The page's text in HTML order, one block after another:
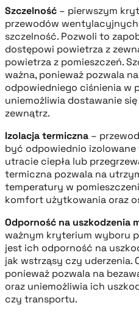
Szczelność – pierwszym
przewodów
szczelność. Pozwoli to
dostępowi powietrza z
powietrza z pomieszczeń.
ważna, ponieważ pozwala
odpowiedniego ciśnienia w
uniemożliwia dostawanie
zewnątrz.
Izolacja termiczna –
być odpowiednio
utracie ciepła lub
termiczna pozwala na
temperatury w
komfort użytkowania oraz
Odporność na uszkodzenia
ważnym kryterium wyboru
jest ich odporność na
jak wstrząsy czy uderzenia.
ponieważ pozwala na
oraz uniemożliwia ich
czy transportu.